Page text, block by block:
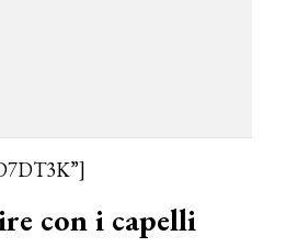
con i capelli